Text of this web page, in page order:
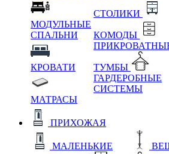
МОДУЛЬНЫЕ
СПАЛЬНИ
КРОВАТИ
МАТРАСЫ
СТОЛИКИ
КОМОДЫ
ТУМБЫ
ГАРДЕРОБНЫЕ
СИСТЕМЫ
ПРИХОЖАЯ
МАЛЕНЬКИЕ